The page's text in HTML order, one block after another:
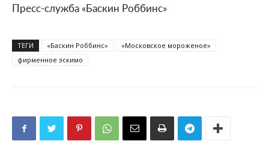
Пресс-служба «Баскин Роббинс»
ТЕГИ «Баскин Роббинс»
«Московское мороженое»
фирменное эскимо